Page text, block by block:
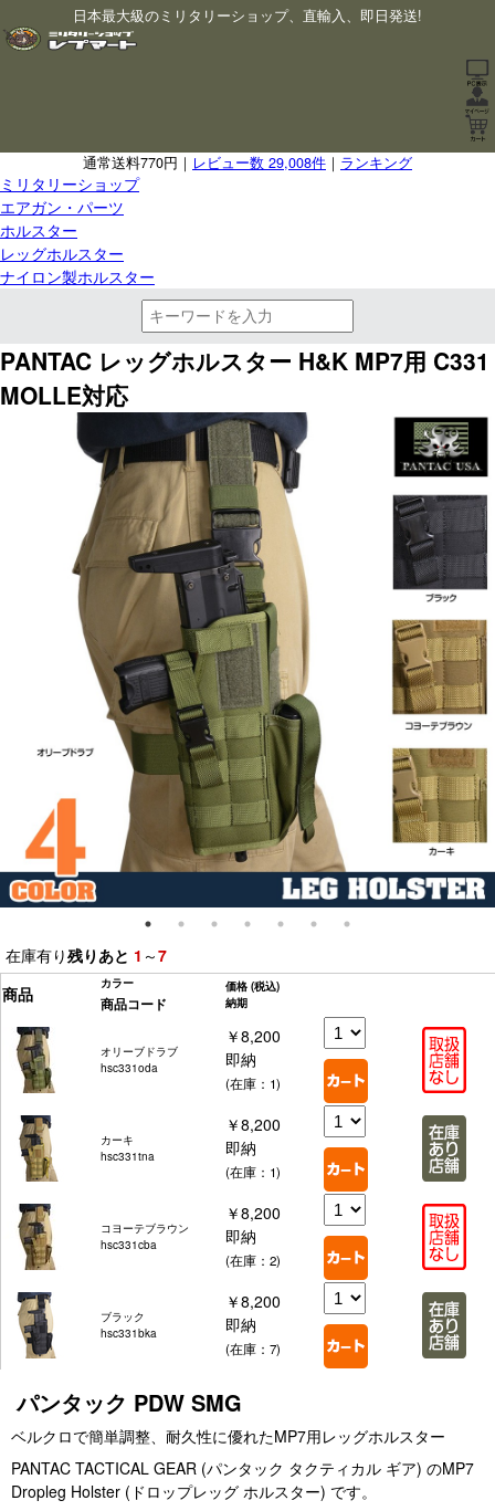
日本最大級のミリタリーショップ、直輸入、即日発送!
通常送料770円｜ レビュー数 29,008件 ｜ ランキング
ミリタリーショップ
エアガン・パーツ
ホルスター
レッグホルスター
ナイロン製ホルスター
PANTAC レッグホルスター H&K MP7用 C331
MOLLE対応
在庫有り残りあと 1 ～7
商品
カラー
商品コード
価格 (税込)
納期
オリーブドラブ
hsc331oda
￥8,200
即納
(在庫：1)
カーキ
hsc331tna
￥8,200
即納
(在庫：1)
コヨーテブラウン
hsc331cba
￥8,200
即納
(在庫：2)
ブラック
hsc331bka
￥8,200
即納
(在庫：7)
パンタック PDW SMG
ベルクロで簡単調整、耐久性に優れたMP7用レッグホルスター
PANTAC TACTICAL GEAR (パンタック タクティカル ギア) のMP7
Dropleg Holster (ドロップレッグ ホルスター) です。